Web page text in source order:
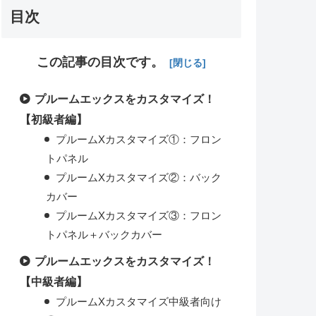
目次
この記事の目次です。
プルームエックスをカスタマイズ！
【初級者編】
プルームXカスタマイズ①：フロン
トパネル
プルームXカスタマイズ②：バック
カバー
プルームXカスタマイズ③：フロン
トパネル＋バックカバー
プルームエックスをカスタマイズ！
【中級者編】
プルームXカスタマイズ中級者向け